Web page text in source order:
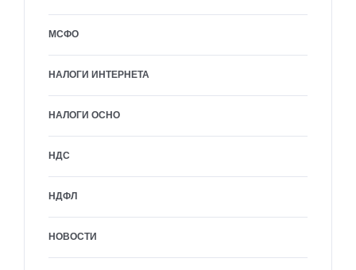
МСФО
НАЛОГИ ИНТЕРНЕТА
НАЛОГИ ОСНО
НДС
НДФЛ
НОВОСТИ